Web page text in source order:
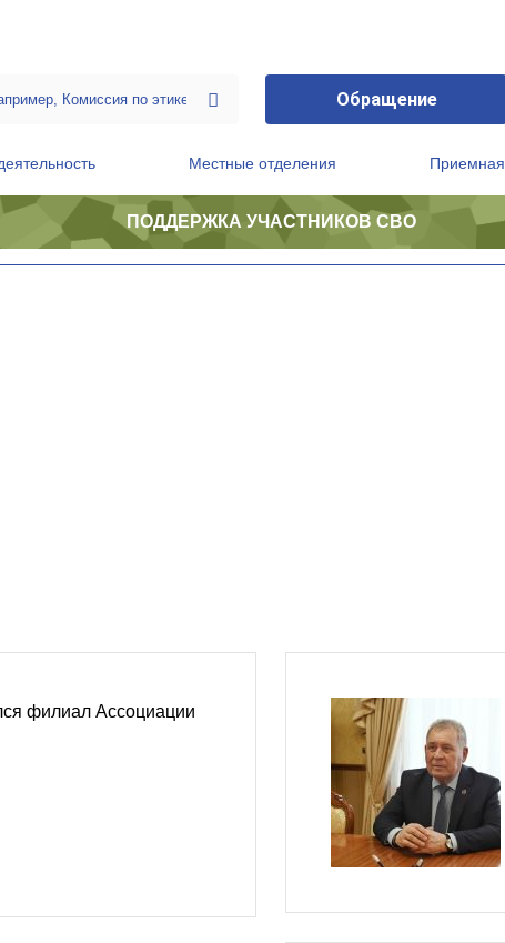
Обращение
Местные отделения Приемная
ПОДДЕРЖКА УЧАСТНИКОВ СВО
филиал Ассоциации